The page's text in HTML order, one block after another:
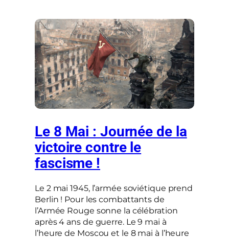
Le 8 Mai : Journée de la
victoire contre le
fascisme !
Le 2 mai 1945, l’armée soviétique prend
Berlin ! Pour les combattants de
l’Armée Rouge sonne la célébration
après 4 ans de guerre. Le 9 mai à
l’heure de Moscou et le 8 mai à l’heure